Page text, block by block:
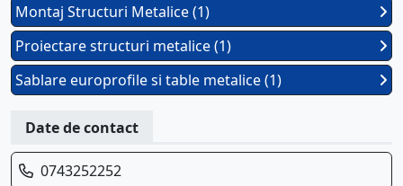
Montaj Structuri Metalice (1)
Proiectare structuri metalice (1)
Sablare europrofile si table metalice (1)
Date de contact
0743252252